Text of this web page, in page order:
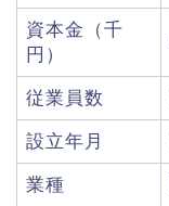
資本金（千
円）
従業員数
設立年月
業種